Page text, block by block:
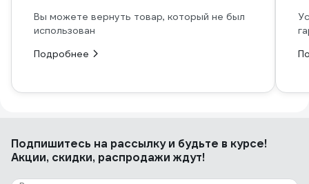
Вы можете вернуть товар, который не был
использован
Подробнее
Подпишитесь на рассылкуи будьте в курсе!
Акции, скидки, распродажи ждут!